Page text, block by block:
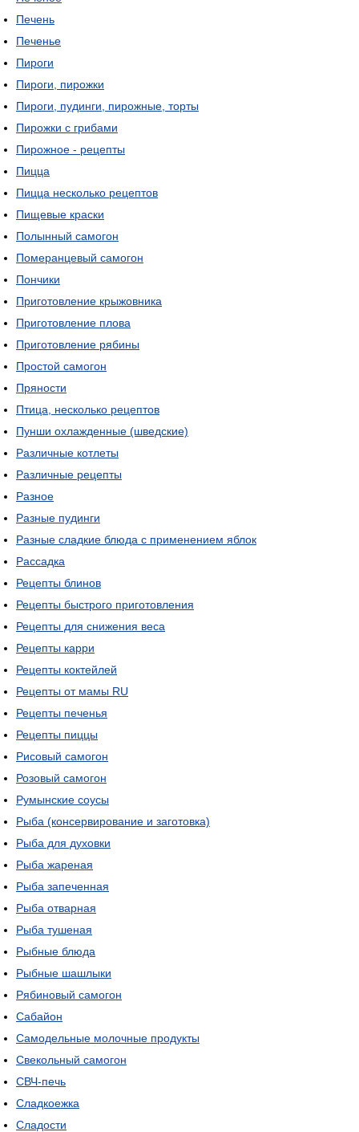
Печень
Печенье
Пироги
Пироги, пирожки
Пироги, пудинги, пирожные, торты
Пирожки с грибами
Пирожное - рецепты
Пицца
Пицца несколько рецептов
Пищевые краски
Полынный самогон
Померанцевый самогон
Пончики
Приготовление крыжовника
Приготовление плова
Приготовление рябины
Простой самогон
Пряности
Птица, несколько рецептов
Пунши охлажденные (шведские)
Различные котлеты
Различные рецепты
Разное
Разные пудинги
Разные сладкие блюда с применением яблок
Рассадка
Рецепты блинов
Рецепты быстрого приготовления
Рецепты для снижения веса
Рецепты карри
Рецепты коктейлей
Рецепты от мамы RU
Рецепты печенья
Рецепты пиццы
Рисовый самогон
Розовый самогон
Румынские соусы
Рыба (консервирование и заготовка)
Рыба для духовки
Рыба жареная
Рыба запеченная
Рыба отварная
Рыба тушеная
Рыбные блюда
Рыбные шашлыки
Рябиновый самогон
Сабайон
Самодельные молочные продукты
Свекольный самогон
СВЧ-печь
Сладкоежка
Сладости